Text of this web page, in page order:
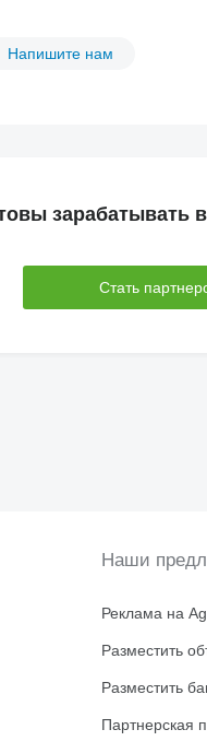
Напишите нам
зарабатывать
Стать
Наши
Реклама на
Разместить
Разместить
Партнерская